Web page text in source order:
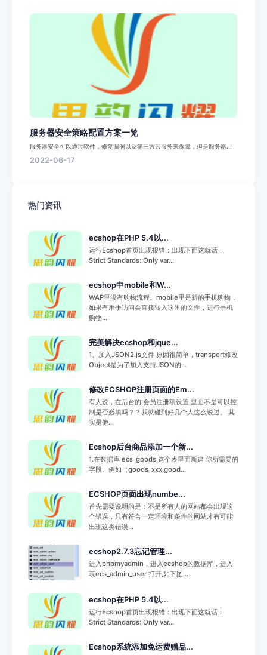
服务器安全策略配置方案一览
服务器安全可以通过软件，修复漏洞以及第三方云服务来保障，但是服务器...
2022-06-17
热门资讯
ecshop在PHP 5.4以...
运行Ecshop首页出现报错：出现下面这就话：
Strict Standards: Only var...
ecshop中mobile和W...
WAP里没有购物流程。mobile里是新的手机购物，
如果有用手访问会直接转入这里的文件，进行手机
购物...
完美解决ecshop和jque...
1、加入JSON2.js文件 原因很简单，transport修改
Object是为了加入支持JSON的...
修改ECSHOP注册页面的Em...
有人说，在后台的 会员注册项设置 里面不是可以控
制是否必填吗？？我就碰到好几个人这么说过。 其
实是他...
Ecshop后台商品添加一个新...
1.在数据库 ecs_goods 这个表里面新建 你所需要的
字段。例如（goods_xxx,good...
ECSHOP页面出现numbe...
首先需要说明的是：不是所有人的网站都会出现这
个错误，只有符合一定环境和条件的网站才有可能
出现这类错误...
ecshop2.7.3忘记管理...
进入phpmyadmin，进入ecshop的数据库，进入
表ecs_admin_user 打开,如下图...
ecshop在PHP 5.4以...
运行Ecshop首页出现报错：出现下面这就话：
Strict Standards: Only var...
Ecshop系统添加免运费赠品...